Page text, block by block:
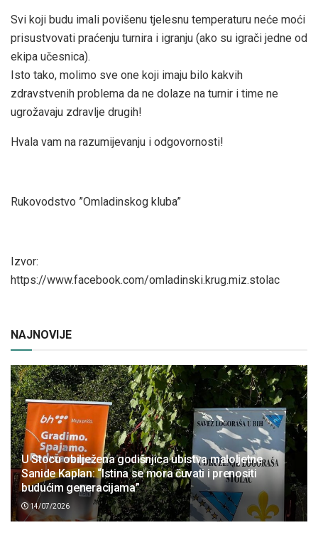
Svi koji budu imali povišenu tjelesnu temperaturu neće moći
prisustvovati praćenju turnira i igranju (ako su igrači jedne od
ekipa učesnica).
Isto tako, molimo sve one koji imaju bilo kakvih
zdravstvenih problema da ne dolaze na turnir i time ne
ugrožavaju zdravlje drugih!
Hvala vam na razumijevanju i odgovornosti!
Rukovodstvo ”Omladinskog kluba”
Izvor:
https://www.facebook.com/omladinski.krug.miz.stolac
NAJNOVIJE
U Stocu obilježena godišnjica ubistva maloljetne
Sanide Kaplan: “Istina se mora čuvati i prenositi
budućim generacijama”
14/07/2026